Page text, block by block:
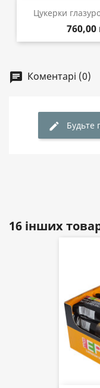
Цукерки
760,00
chat Коментарі (0)
edit Будьте
16 інших